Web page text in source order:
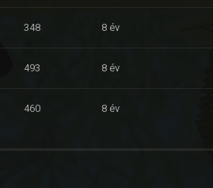
348 8 év
493 8 év
460 8 év